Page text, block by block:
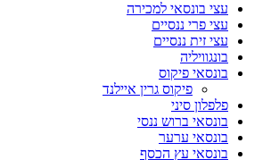
עצי בונסאי למכירה
עצי פרי ננסיים
עצי זית ננסיים
בונגוויליה
בונסאי פיקוס
פיקוס גרין איילנד
פלפלון סיני
בונסאי ברוש ננסי
בונסאי ערער
בונסאי עץ הכסף